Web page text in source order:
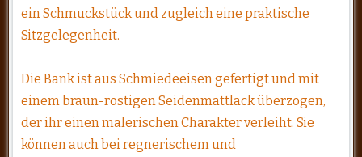
ein Schmuckstück und zugleich eine praktische
Sitzgelegenheit.
Die Bank ist aus Schmiedeeisen gefertigt und mit
einem braun-rostigen Seidenmattlack überzogen,
der ihr einen malerischen Charakter verleiht. Sie
können auch bei regnerischem und